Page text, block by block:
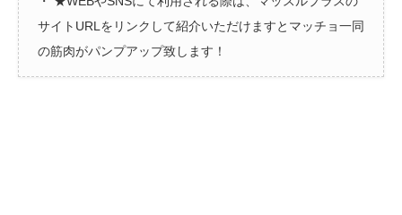
サイトURLをリンクして紹介いただけますとマッチョ一同
の筋肉がパンプアップ致します！